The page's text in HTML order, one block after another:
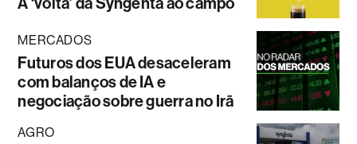
MERCADOS
Futuros dos EUA desaceleram
com balanços de IA e
negociação sobre guerra no Irã
AGRO